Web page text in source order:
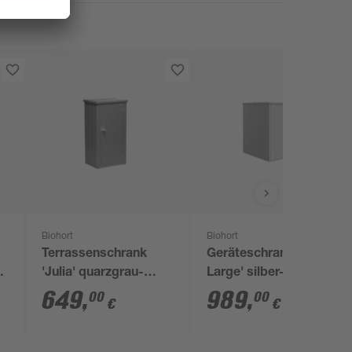
Biohort
Terrassenschrank
'Julia' quarzgrau-
metallic Gr. M
649,00 €
Biohort
Geräteschrank '150
Large' silber-metallic
156 x 155 x 184 cm
989,00 €